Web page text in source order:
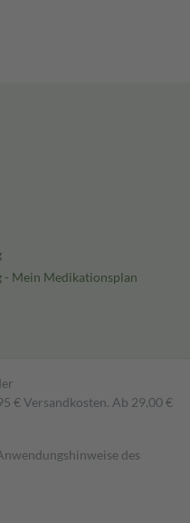
- Mein Medikationsplan
€ Versandkosten. Ab 29,00 €
des